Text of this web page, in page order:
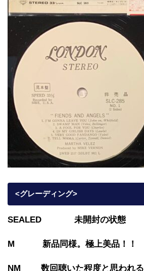
<グレーディング>
SEALED 未開封の状態
M 新品同様。極上美品！！
NM 数回聴いた程度と思われる